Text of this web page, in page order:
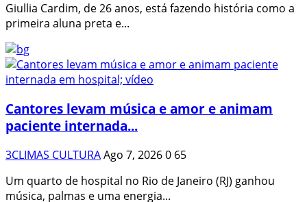
Giullia Cardim, de 26 anos, está fazendo história como a
primeira aluna preta e...
Cantores levam música e amor e animam
paciente internada...
3CLIMAS CULTURAAgo 7, 20260 65
Um quarto de hospital no Rio de Janeiro (RJ) ganhou
música, palmas e uma energia...